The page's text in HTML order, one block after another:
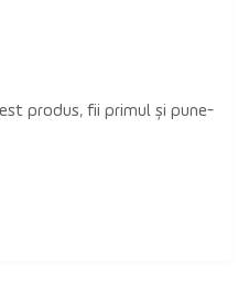
produs, fii primul și pune-